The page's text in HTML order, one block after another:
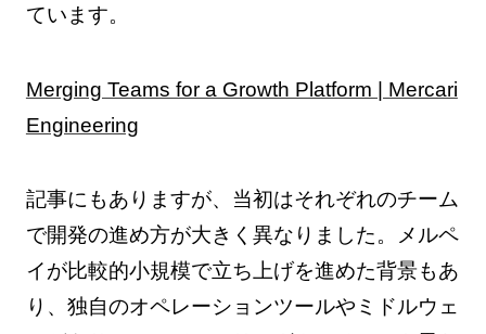
ています。
Merging Teams for a Growth Platform | Mercari
Engineering
記事にもありますが、当初はそれぞれのチーム
で開発の進め方が大きく異なりました。メルペ
イが比較的小規模で立ち上げを進めた背景もあ
り、独自のオペレーションツールやミドルウェ